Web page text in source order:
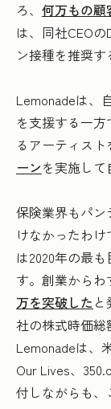
ろ、 何万もの顧
は、同社CEO
ン接種を推奨す
Lemonadeは、
を支援する一
るアーティスト
ーンを実施して
保険業界もパ
けなかったわ
は2020年の最
す。創業からわ
万を突破した
社の株式時価総
Lemonadeは、
Our Lives、
付しながらも、